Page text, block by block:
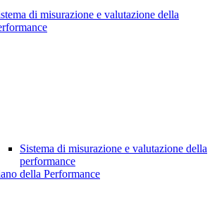
di misurazione e valutazione della
Sistema di misurazione e valutazione della
performance
della Performance